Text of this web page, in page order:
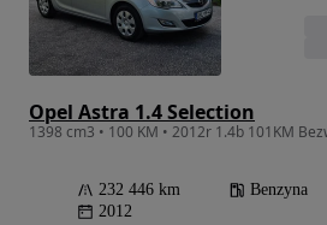
Opel Astra 1.4 Selection
232 446 km Benzyna
2012